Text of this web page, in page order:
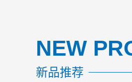
NEW
新品推荐